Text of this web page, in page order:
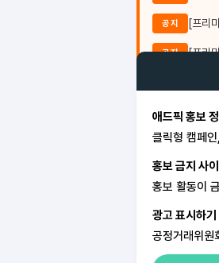
공지 [프리
공지 [프리
애드픽 홍보
클릭형 캠페
홍보 금지 사
홍보 활동이
광고 표시하기
공정거래위원